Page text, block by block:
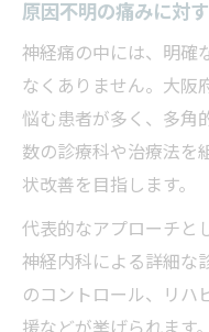
原因不明の痛みに対
神経痛の中には、明確
なくありません。大阪
悩む患者が多く、多角
数の診療科や治療法を
状改善を目指します。
代表的なアプローチと
神経内科による詳細な
のコントロール、リハ